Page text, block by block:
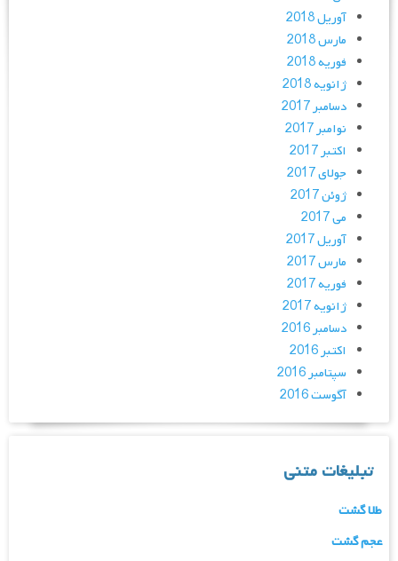
آوریل 2018
مارس 2018
فوریه 2018
ژانویه 2018
دسامبر 2017
نوامبر 2017
اکتبر 2017
جولای 2017
ژوئن 2017
می 2017
آوریل 2017
مارس 2017
فوریه 2017
ژانویه 2017
دسامبر 2016
اکتبر 2016
سپتامبر 2016
آگوست 2016
تبلیغات متنی
طلا گشت
عجم گشت